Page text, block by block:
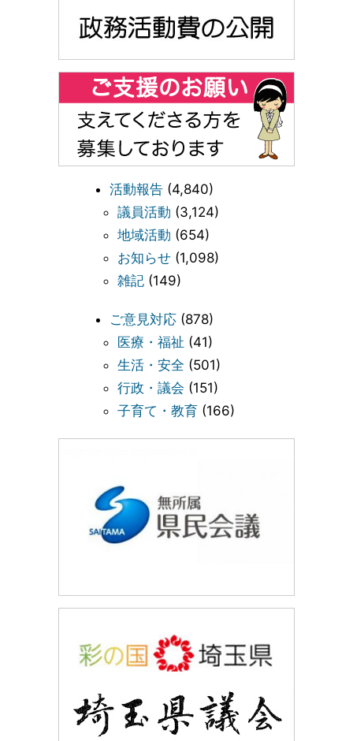
活動報告 (4,840)
議員活動 (3,124)
地域活動 (654)
お知らせ (1,098)
雑記 (149)
ご意見対応 (878)
医療・福祉 (41)
生活・安全 (501)
行政・議会 (151)
子育て・教育 (166)